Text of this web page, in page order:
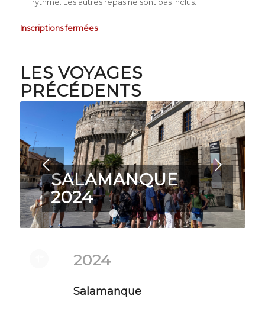
Inscriptions fermées
LES VOYAGES
PRÉCÉDENTS
SALAMANQUE
2024
Suivant
1 2 3 4 5
2024
Salamanque